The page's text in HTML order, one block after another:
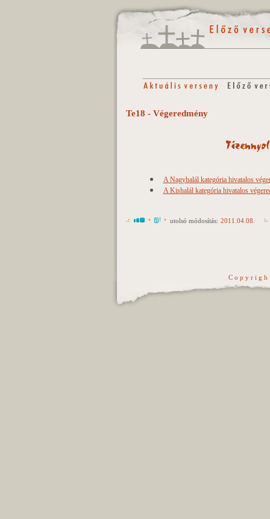
Te18 - Végeredmény
A Nagyhalál kategória hivatalos
A Kishalál kategória hivatalos
.: • • utolsó módosítás: 2011.04.08. :.
C o p y r i g h